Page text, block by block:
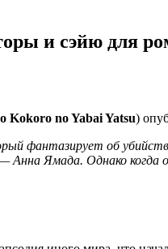
и сэйю для
Kokoro no Yabai Yatsu)
фантазирует об
— Анна Ямада. Однако